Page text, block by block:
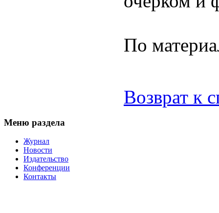
По
Возврат к
Меню раздела
Журнал
Новости
Издательство
Конференции
Контакты